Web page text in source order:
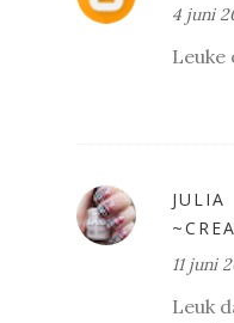
4 juni
JULIA
11 juni
Leuk